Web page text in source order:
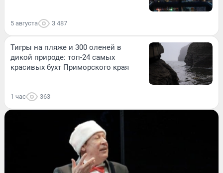
5 августа 3 487
Тигры на пляже и 300 оленей в
дикой природе: топ-24 самых
красивых бухт Приморского края
1 час 363